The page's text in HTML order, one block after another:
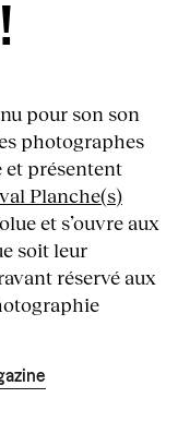
pour son son
photographes
et présentent
Planche(s)
et s’ouvre aux
soit leur
réservé aux